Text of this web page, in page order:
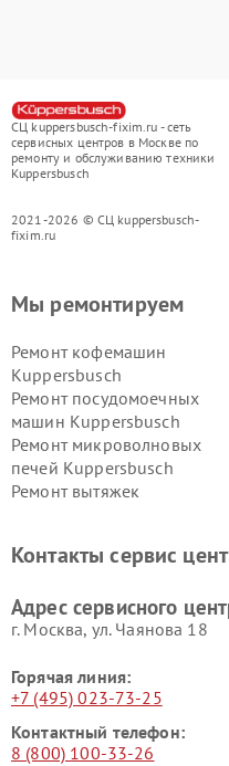
СЦ kuppersbusch-fixim.ru - сеть
сервисных центров в Москве по
ремонту и обслуживанию техники
Kuppersbusch
2021-2026 © СЦ kuppersbusch-
fixim.ru
Мы ремонтируем
Ремонт кофемашин
Kuppersbusch
Ремонт посудомоечных
машин Kuppersbusch
Ремонт микроволновых
печей Kuppersbusch
Ремонт вытяжек
Kuppersbusch
Ремонт сушильных машин
Контакты сервис
Адрес сервисного
г. Москва, ул. Чаянова 18
Горячая линия:
+7 (495) 023-73-25
Контактный телефон:
8 (800) 100-33-26